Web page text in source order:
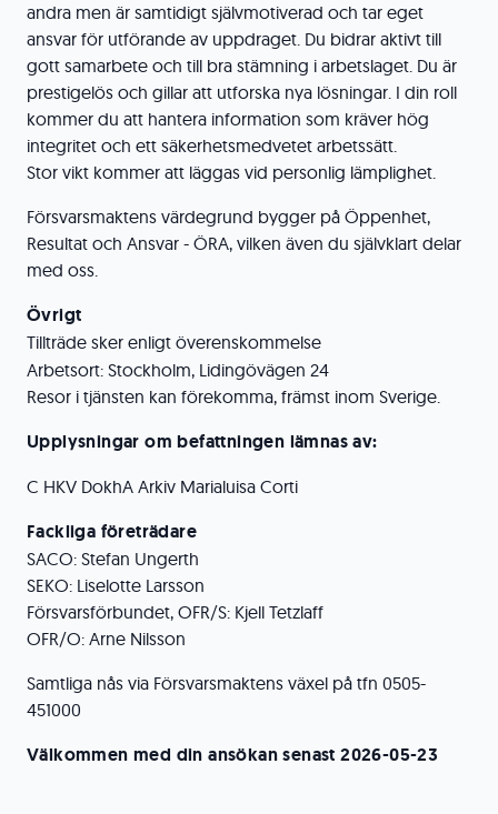
andra men är samtidigt självmotiverad och tar eget
ansvar för utförande av uppdraget. Du bidrar aktivt till
gott samarbete och till bra stämning i arbetslaget. Du är
prestigelös och gillar att utforska nya lösningar. I din roll
kommer du att hantera information som kräver hög
integritet och ett säkerhetsmedvetet arbetssätt.
Stor vikt kommer att läggas vid personlig lämplighet.
Försvarsmaktens värdegrund bygger på Öppenhet,
Resultat och Ansvar - ÖRA, vilken även du självklart delar
med oss.
Övrigt
Tillträde sker enligt överenskommelse
Arbetsort: Stockholm, Lidingövägen 24
Resor i tjänsten kan förekomma, främst inom Sverige.
Upplysningar om befattningen lämnas av:
C HKV DokhA Arkiv Marialuisa Corti
Fackliga företrädare
SACO: Stefan Ungerth
SEKO: Liselotte Larsson
Försvarsförbundet, OFR/S: Kjell Tetzlaff
OFR/O: Arne Nilsson
Samtliga nås via Försvarsmaktens växel på tfn 0505-
451000
Välkommen med din ansökan senast 2026-05-23